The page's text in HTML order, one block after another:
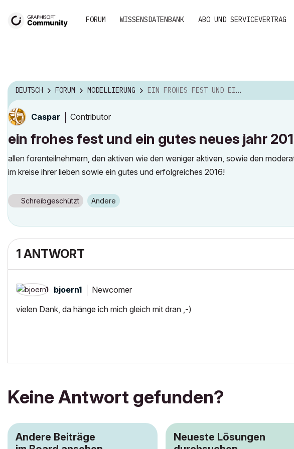
FORUM WISSENSDATENBANK ABO UND SERVICEVERTRAG
DEUTSCH FORUM MODELLIERUNG EIN FROHES FEST UND EIN GUTES NEUES JAHR 2016!
Caspar Contributor
ein frohes fest und ein gutes neues jahr
allen forenteilnehmern, den aktiven wie den weniger aktiven, sowie den
im kreise ihrer lieben sowie ein gutes und erfolgreiches 2016!
Schreibgeschützt Andere
1 ANTWORT
bjoern1 Newcomer
vielen Dank, da hänge ich mich gleich mit dran ,-)
Keine Antwort gefunden?
Andere Beiträge
Neueste Lösungen